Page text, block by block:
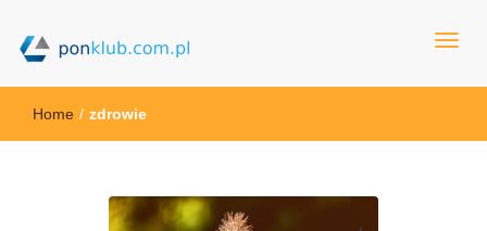
ponklub.com.pl
Home / zdrowie